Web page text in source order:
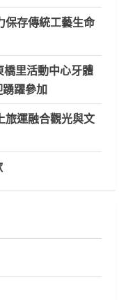
保存傳統工藝生命
橋里活動中心牙體
躍參加
旅運融合觀光與文